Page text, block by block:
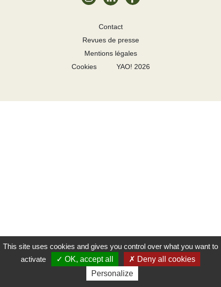
Contact
Revues de presse
Mentions légales
Cookies
YAO! 2026
This site uses cookies and gives you control over what you want to
activate
OK, accept all
Deny all cookies
Personalize